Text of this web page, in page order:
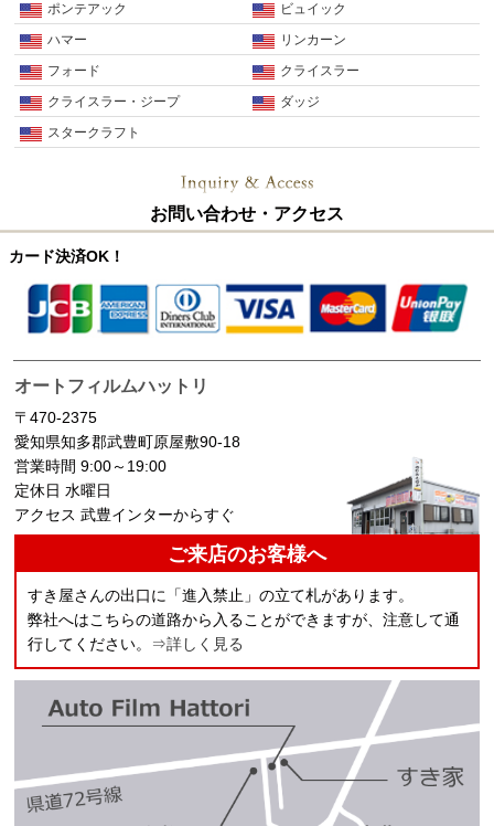
ポンテアック
ビュイック
ハマー
リンカーン
フォード
クライスラー
クライスラー・ジープ
ダッジ
スタークラフト
お問い合わせ・アクセス
カード決済OK！
オートフィルムハットリ
〒470-2375
愛知県知多郡武豊町原屋敷90-18
営業時間 9:00～19:00
定休日 水曜日
アクセス 武豊インターからすぐ
ご来店のお客様へ
すき屋さんの出口に「進入禁止」の立て札があります。
弊社へはこちらの道路から入ることができますが、注意して通
行してください。 ⇒詳しく見る